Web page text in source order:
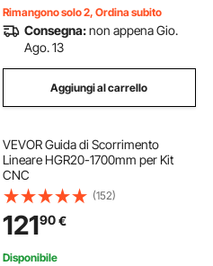
Rimangono solo 2, Ordina subito
Consegna:non appena Gio.
Ago. 13
Aggiungi al carrello
VEVOR Guida di Scorrimento
Lineare HGR20-1700mm per Kit
CNC
(152)
12190€
Disponibile